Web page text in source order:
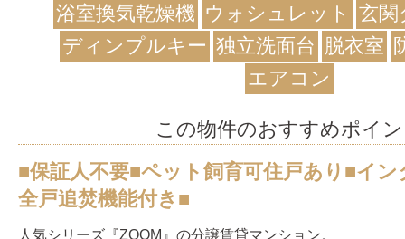
浴室換気乾燥機 ウォシュレット
玄関
ディンプルキー 独立洗面台 脱衣室
エアコン
この物件のおすすめポイ
■保証人不要■ペット飼育可住戸あり■イ
全戸追焚機能付き■
人気シリーズ『ZOOM』の分譲賃貸マンション。